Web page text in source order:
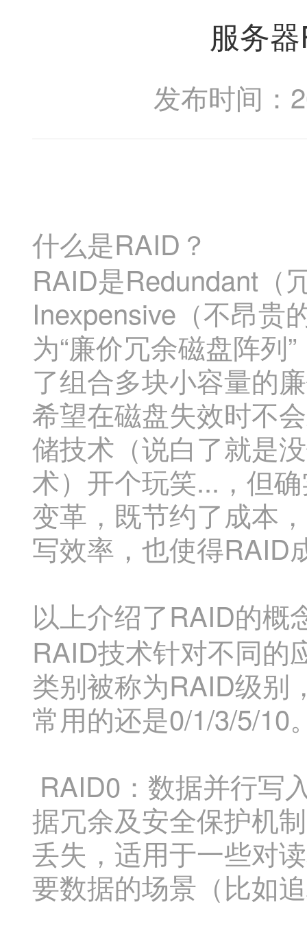
服务
发布时间：
什么是RAID？
RAID是Redundant（
Inexpensive（不昂贵
为“廉价冗余磁盘阵列
了组合多块小容量的
希望在磁盘失效时不
储技术（说白了就是
术）开个玩笑...，但
变革，既节约了成本
写效率，也使得RAID
以上介绍了RAID的概
RAID技术针对不同的
类别被称为RAID级别
常用的还是0/1/3/5/10
RAID0：数据并行写
据冗余及安全保护机
丢失，适用于一些对
要数据的场景（比如